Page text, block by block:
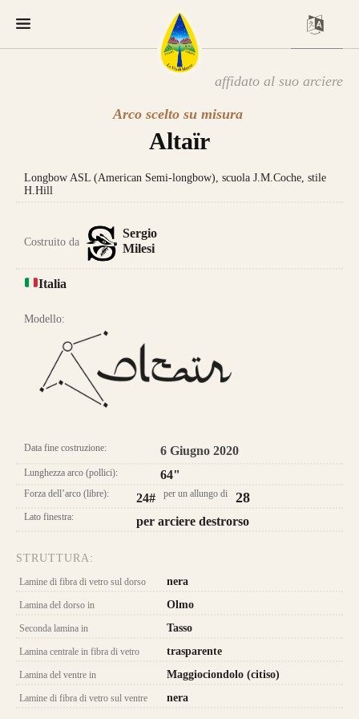
CONFIGURA E ORDINA IL
Caratteristica che contraddistingue questo
da 800€
affidato al suo arciere
Arco scelto su misura
Altaïr
Longbow ASL (American Semi-longbow), scuola J.M.Coche, stile
H.Hill
Costruito da
Sergio
Milesi
Italia
Modello:
Data fine costruzione: 6 Giugno 2020
Lunghezza arco (pollici): 64"
Forza dell’arco (libre): 24# per un allungo di 28
Lato finestra: per arciere destrorso
STRUTTURA:
Lamine di fibra di vetro sul dorso nera
Lamina del dorso in Olmo
Seconda lamina in Tasso
Lamina centrale in fibra di vetro trasparente
Lamina del ventre in Maggiociondolo (citiso)
Lamine di fibra di vetro sul ventre nera